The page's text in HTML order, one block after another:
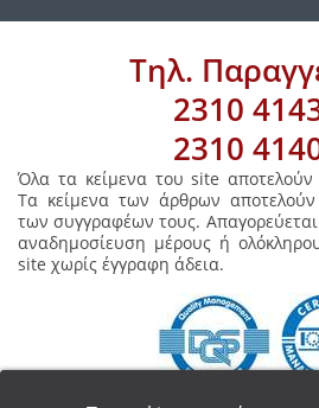
Τηλ.
2310
2310
Όλα τα κείμενα του site αποτελούν
Τα κείμενα των άρθρων αποτελούν
των συγγραφέων τους.
αναδημοσίευση μέρους ή
site χωρίς έγγραφη άδεια.